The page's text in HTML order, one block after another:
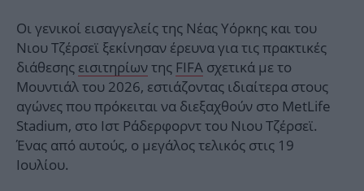
Οι γενικοί εισαγγελείς της Νέας Υόρκης και του
Νιου Τζέρσεϊ ξεκίνησαν έρευνα για τις πρακτικές
διάθεσης εισιτηρίωντης FIFA σχετικά με το
Mουντιάλ του 2026, εστιάζοντας ιδιαίτερα στους
αγώνες που πρόκειται να διεξαχθούν στο MetLife
Stadium, στο Ιστ Ράδερφορντ του Νιου Τζέρσεϊ.
Ένας από αυτούς, ο μεγάλος τελικός στις 19
Ιουλίου.